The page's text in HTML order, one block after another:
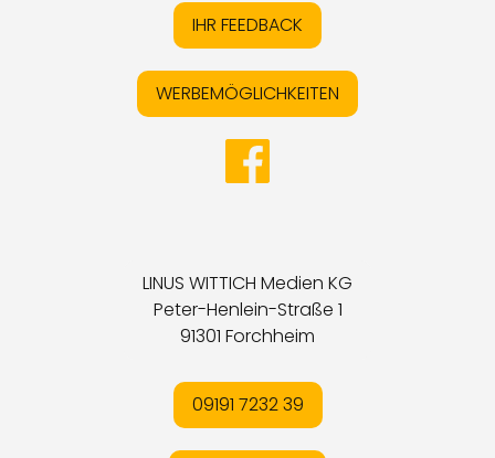
IHR FEEDBACK
WERBEMÖGLICHKEITEN
LINUS WITTICH Medien KG
Peter-Henlein-Straße 1
91301 Forchheim
09191 7232 39